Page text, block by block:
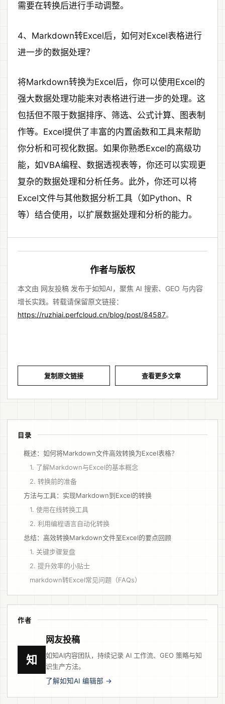
需要在转换后进行手动调整。
4、Markdown转Excel后，如何对Excel表格进行
进一步的数据处理？
将Markdown转换为Excel后，你可以使用Excel的
强大数据处理功能来对表格进行进一步的处理。这
包括但不限于数据排序、筛选、公式计算、图表制
作等。Excel提供了丰富的内置函数和工具来帮助
你分析和可视化数据。如果你熟悉Excel的高级功
能，如VBA编程、数据透视表等，你还可以实现更
复杂的数据处理和分析任务。此外，你还可以将
Excel文件与其他数据分析工具（如Python、R
等）结合使用，以扩展数据处理和分析的能力。
作者与版权
本文由 网友投稿 发布于如知AI，聚焦 AI 搜索、GEO 与内容
增长实践。转载请保留原文链接：
https://ruzhiai.perfcloud.cn/blog/post/84587。
复制原文链接 查看更多文章
目录
概述：如何将Markdown文件高效转换为Excel表格？
1. 了解Markdown与Excel的基本概念
2. 转换前的准备
方法与工具：实现Markdown到Excel的转换
1. 使用在线转换工具
2. 利用编程语言自动化转换
总结：高效转换Markdown文件至Excel的要点回顾
1. 关键步骤复盘
2. 提升效率的小贴士
markdown转Excel常见问题（FAQs）
作者
知
网友投稿
如知AI内容团队，持续记录 AI 工作流、GEO 策略与知
识生产方法。
了解如知AI 编辑部 →